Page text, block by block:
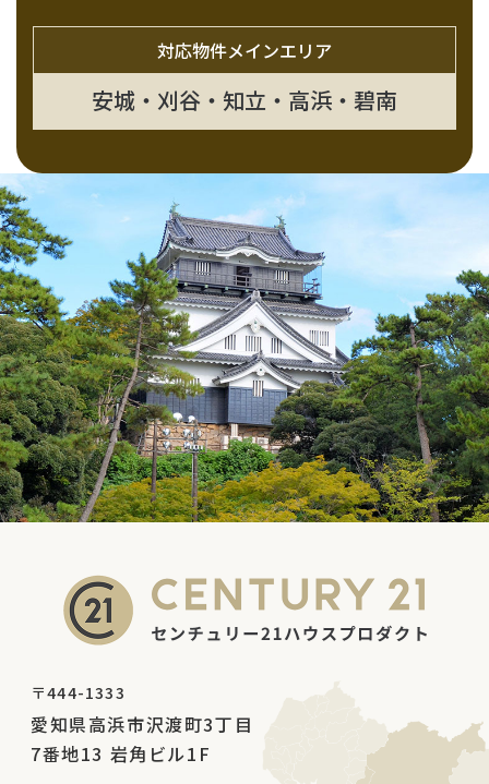
対応物件メインエリア
安城・刈谷・知立・高浜・碧南
〒444-1333
愛知県高浜市沢渡町3丁目
7番地13 岩角ビル1F